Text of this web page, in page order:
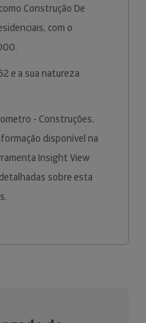
Construção De
com o
e a sua natureza
- Construções,
disponível na
Insight View
sobre esta